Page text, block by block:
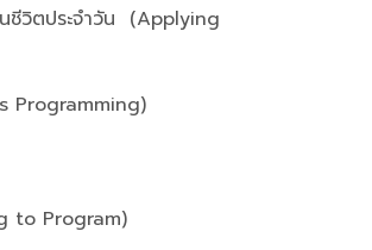
วิตประจำวัน (Applying
Programming)
to Program)